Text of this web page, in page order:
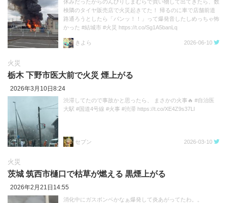
休みだったからのんびりしまむらで買い物して出てきたら、数
検隣のタイヤ販売店で火災起きてた！ 帰るのに車で店舗前道
路通ろうとしたら「パンッ！！」って爆発音したしめっちゃ怖
かった #結城市 #火災 https://t.co/Sg1A5banLq
きよら 2026-06-10
火災
栃木 下野市医大前で火災 煙上がる
2026年3月10日8:24
渋滞してたので事故かと思ったら、 まさかの火事🔥 #自治医
大駅 #国道4号線 #火事 #渋滞 https://t.co/XE4Z9s37Ll
セブン 2026-03-10
火災
茨城 筑西市樋口で枯草が燃える 黒煙上がる
2026年2月21日14:55
消化中にガスボンベかなぁ爆発して炎あがってたわ。。